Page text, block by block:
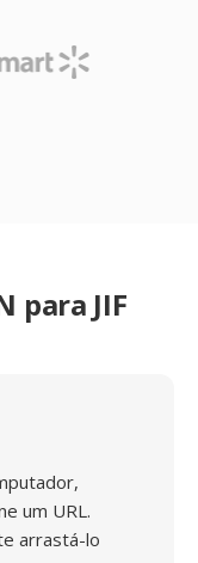
para JIF
um URL.
arrastá-lo